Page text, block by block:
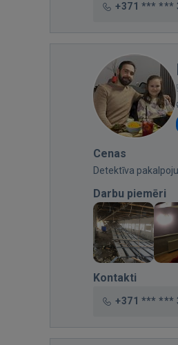
+371 *** ***
Cenas
Detektīva
Darbu piemēri
Kontakti
+371 *** ***